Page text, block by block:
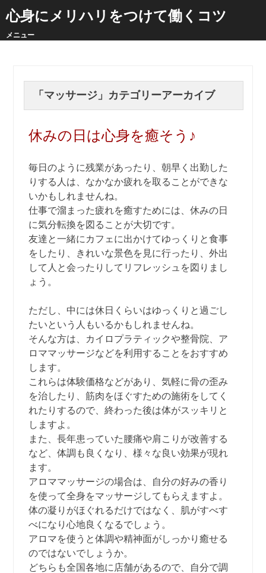
心身にメリハリをつけて働くコツ
メニュー
「 マッサージ 」カテゴリーアーカイブ
休みの日は心身を癒そう♪
毎日のように残業があったり、朝早く出勤した
りする人は、なかなか疲れを取ることができな
いかもしれませんね。
仕事で溜まった疲れを癒すためには、休みの日
に気分転換を図ることが大切です。
友達と一緒にカフェに出かけてゆっくりと食事
をしたり、きれいな景色を見に行ったり、外出
して人と会ったりしてリフレッシュを図りまし
ょう。
ただし、中には休日くらいはゆっくりと過ごし
たいという人もいるかもしれませんね。
そんな方は、カイロプラティックや整骨院、ア
ロママッサージなどを利用することをおすすめ
します。
これらは体験価格などがあり、気軽に骨の歪み
を治したり、筋肉をほぐすための施術をしてく
れたりするので、終わった後は体がスッキリと
しますよ。
また、長年患っていた腰痛や肩こりが改善する
など、体調も良くなり、様々な良い効果が現れ
ます。
アロママッサージの場合は、自分の好みの香り
を使って全身をマッサージしてもらえますよ。
体の凝りがほぐれるだけではなく、肌がすべす
べになり心地良くなるでしょう。
アロマを使うと体調や精神面がしっかり癒せる
のではないでしょうか。
どちらも全国各地に店舗があるので、自分で調